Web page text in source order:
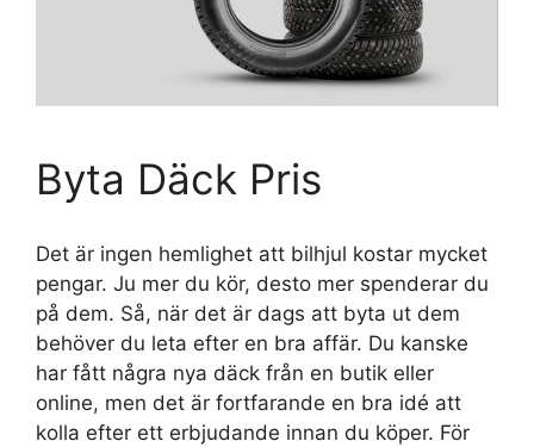
Byta Däck Pris
Det är ingen hemlighet att bilhjul kostar mycket
pengar. Ju mer du kör, desto mer spenderar du
på dem. Så, när det är dags att byta ut dem
behöver du leta efter en bra affär. Du kanske
har fått några nya däck från en butik eller
online, men det är fortfarande en bra idé att
kolla efter ett erbjudande innan du köper. För